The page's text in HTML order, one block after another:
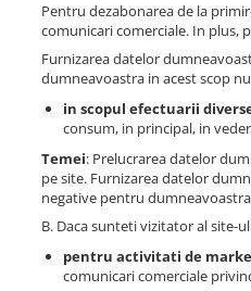
Pentru dezabonarea de la
comunicari comerciale. In plus,
Furnizarea datelor
dumneavoastra in acest scop
in scopul efectuarii
consum, in principal, in
Temei: Prelucrarea datelor
pe site. Furnizarea datelor
negative pentru
B. Daca sunteti vizitator al site-
pentru activitati de
comunicari comerciale